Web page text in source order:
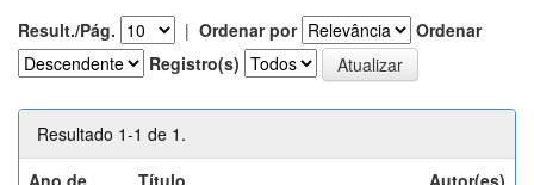
Result./Pág. | Ordenar por
Ordenar
Registro(s)
Resultado 1-1 de 1.
Ano de
Título Autor(es)